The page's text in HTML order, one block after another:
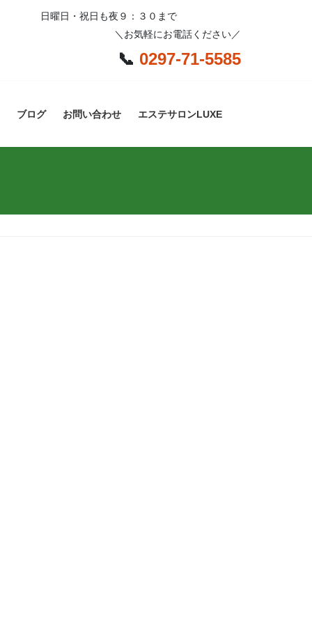
日曜日・祝日も夜９：３０まで
＼お気軽にお電話ください／
📞 0297-71-5585
ブログ お問い合わせ エステサロンLUXE